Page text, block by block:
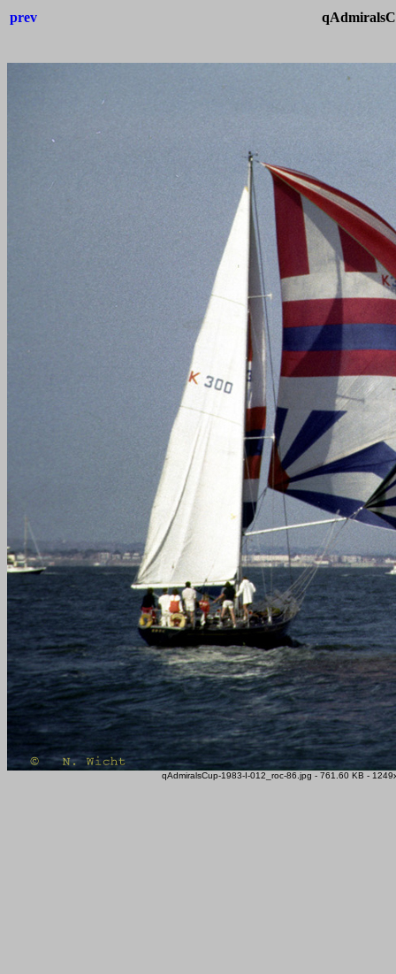
prev
qAdmiralsCup-1983-I-012_roc-86.jpg - 761.60 KB -